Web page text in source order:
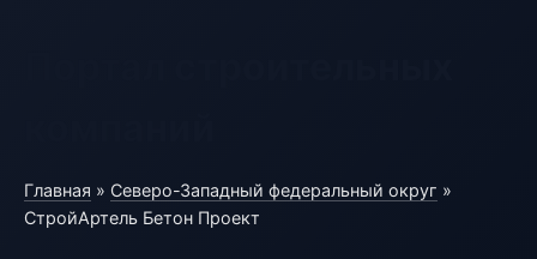
Главная » Северо-Западный федеральный округ »
СтройАртель Бетон Проект